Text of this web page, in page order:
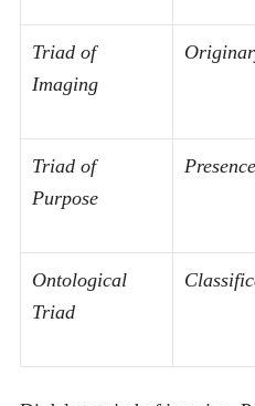
Triad of
Imaging
Triad of
Purpose
Presence
Ontological
Triad